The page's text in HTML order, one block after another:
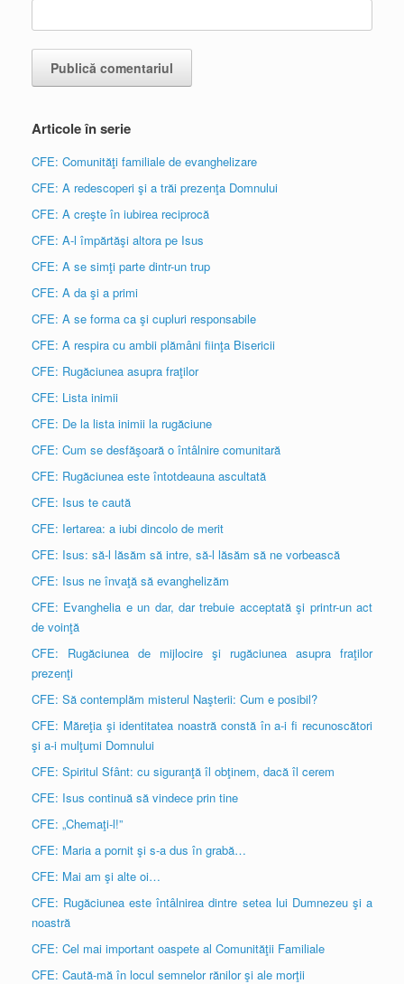
Articole în serie
CFE: Comunităţi familiale de evanghelizare
CFE: A redescoperi şi a trăi prezenţa Domnului
CFE: A creşte în iubirea reciprocă
CFE: A-l împărtăşi altora pe Isus
CFE: A se simţi parte dintr-un trup
CFE: A da şi a primi
CFE: A se forma ca şi cupluri responsabile
CFE: A respira cu ambii plămâni fiinţa Bisericii
CFE: Rugăciunea asupra fraţilor
CFE: Lista inimii
CFE: De la lista inimii la rugăciune
CFE: Cum se desfăşoară o întâlnire comunitară
CFE: Rugăciunea este întotdeauna ascultată
CFE: Isus te caută
CFE: Iertarea: a iubi dincolo de merit
CFE: Isus: să-l lăsăm să intre, să-l lăsăm să ne vorbească
CFE: Isus ne învaţă să evanghelizăm
CFE: Evanghelia e un dar, dar trebuie acceptată şi printr-un act
de voinţă
CFE: Rugăciunea de mijlocire şi rugăciunea asupra fraţilor
prezenţi
CFE: Să contemplăm misterul Naşterii: Cum e posibil?
CFE: Măreţia şi identitatea noastră constă în a-i fi recunoscători
şi a-i mulţumi Domnului
CFE: Spiritul Sfânt: cu siguranţă îl obţinem, dacă îl cerem
CFE: Isus continuă să vindece prin tine
CFE: „Chemaţi-l!”
CFE: Maria a pornit şi s-a dus în grabă…
CFE: Mai am şi alte oi…
CFE: Rugăciunea este întâlnirea dintre setea lui Dumnezeu şi a
noastră
CFE: Cel mai important oaspete al Comunităţii Familiale
CFE: Caută-mă în locul semnelor rănilor şi ale morţii